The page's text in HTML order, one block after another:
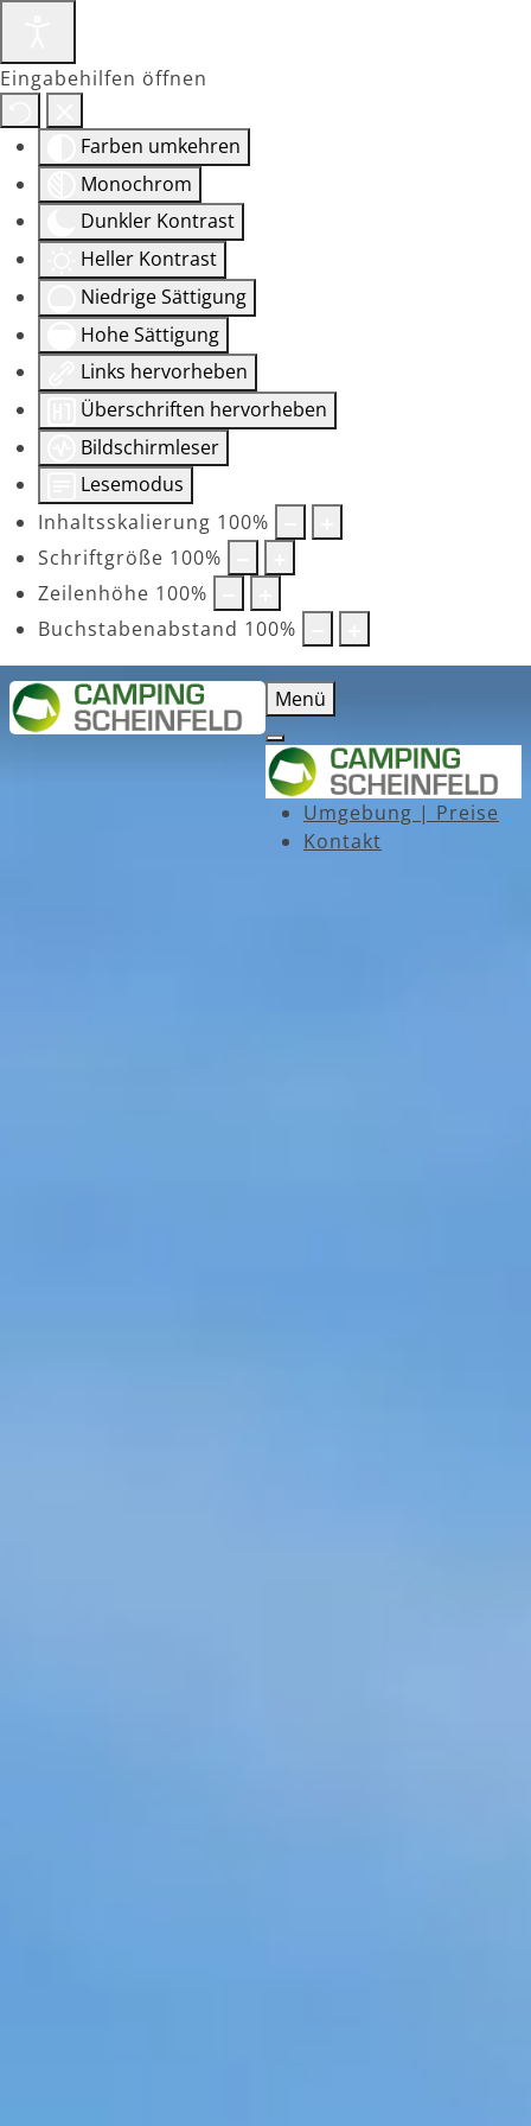
Eingabehilfen öffnen
Farben umkehren
Monochrom
Dunkler Kontrast
Heller Kontrast
Niedrige Sättigung
Hohe Sättigung
Links hervorheben
Überschriften hervorheben
Bildschirmleser
Lesemodus
Inhaltsskalierung 100%
Schriftgröße 100%
Zeilenhöhe 100%
Buchstabenabstand 100%
Menü
Umgebung | Preise
Kontakt